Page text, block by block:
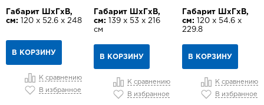
Габарит ШхГхВ,
см: 120 х 52.6 х 248
В КОРЗИНУ
К сравнению
В избранное
Габарит ШхГхВ,
см:
139 х 53 х 216
см
В КОРЗИНУ
К сравнению
В избранное
Габарит ШхГхВ,
см: 120 х 54.6 х
229.8
В КОРЗИНУ
К сравнению
В избранное